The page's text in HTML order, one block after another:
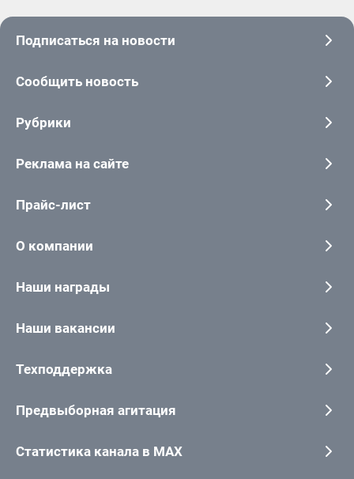
Подписаться на новости
Сообщить новость
Рубрики
Реклама на сайте
Прайс-лист
О компании
Наши награды
Наши вакансии
Техподдержка
Предвыборная агитация
Статистика канала в MAX